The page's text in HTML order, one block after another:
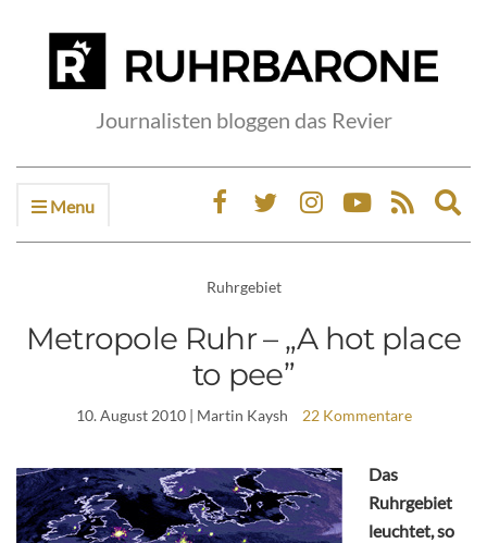
Journalisten bloggen das Revier
Menu
Ruhrgebiet
Metropole Ruhr – „A hot place
to pee”
10. August 2010| Martin Kaysh 22 Kommentare
Das
Ruhrgebiet
leuchtet, so